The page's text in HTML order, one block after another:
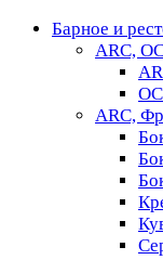
Барное и
ARC,
ARC,